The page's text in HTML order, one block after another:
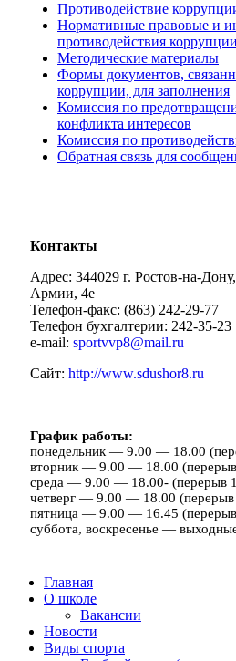
Противодействие
Нормативные правовые и
противодействия коррупции
Методические материалы
Формы документов,
коррупции, для заполнения
Комиссия по
конфликта интересов
Комиссия по
Обратная связь для
Контакты
Адрес: 344029 г. Ростов-на-
Армии, 4е
Телефон-факс: (863) 242-29-77
Телефон бухгалтерии: 242-35-23
e-mail: sportvvp8@mail.ru
Сайт: http://www.sdushor8.ru
График работы:
понедельник — 9.00 — 18.00
вторник — 9.00 — 18.00
среда — 9.00 — 18.00- (перерыв
четверг — 9.00 — 18.00
пятница — 9.00 — 16.45
суббота, воскресенье —
Главная
О школе
Вакансии
Новости
Виды спорта